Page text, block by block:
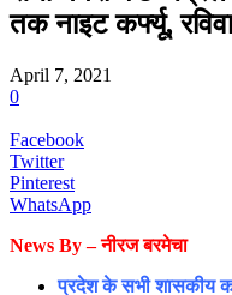
तक नाइट कर्फ्यू,
April 7, 2021
0
Facebook
Twitter
Pinterest
WhatsApp
News By – नीरज बरमेचा
प्रदेश के सभी शासकीय